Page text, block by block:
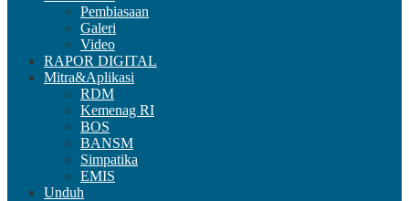
Pembiasaan
Galeri
Video
RAPOR DIGITAL
Mitra&Aplikasi
RDM
Kemenag RI
BOS
BANSM
Simpatika
EMIS
Unduh